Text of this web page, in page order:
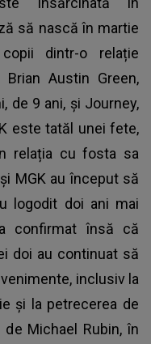
să nască în martie
dintr-o relație
Austin Green,
de 9 ani, și Journey,
este tatăl unei fete,
relația cu fosta sa
MGK au început să
logodit doi ani mai
confirmat însă că
doi au continuat să
inclusiv la
și la petrecerea de
Michael Rubin, în